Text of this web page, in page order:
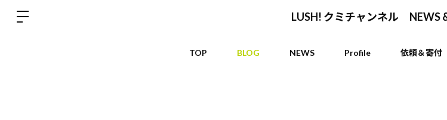
LUSH! クミチャンネル NEWS
TOP BLOG NEWS Profile 依頼＆寄付